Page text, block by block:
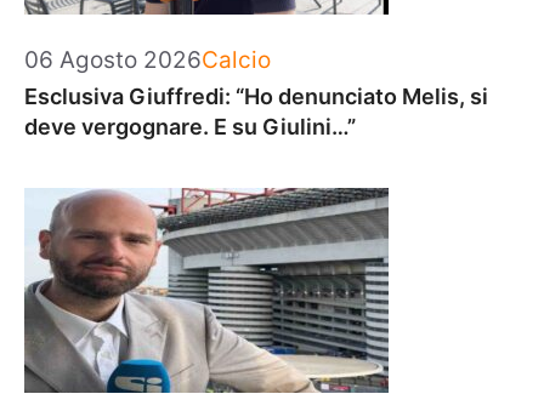
06 Agosto 2026Categorie
Calcio
Esclusiva Giuffredi: “Ho denunciato Melis, si
deve vergognare. E su Giulini…”